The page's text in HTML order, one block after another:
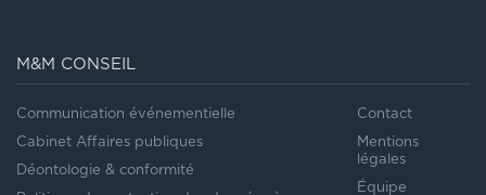
M&M CONSEIL
Communication événementielle
Cabinet Affaires publiques
Déontologie & conformité
Contact
Mentions
légales
Équipe